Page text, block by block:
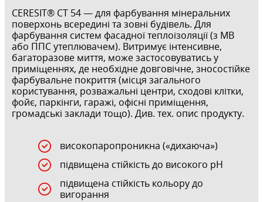
CERESIT® СТ 54 — для фарбування мінеральних
поверхонь всередині та зовні будівель. Для
фарбування систем фасадної теплоізоляції (з МВ
або ППС утеплювачем). Витримує інтенсивне,
багаторазове миття, може застосовуватись у
приміщеннях, де необхідне довговічне, зносостійке
фарбувальне покриття (місця загального
користування, розважальні центри, сходові клітки,
фойє, паркінги, гаражі, офісні приміщення,
громадські заклади тощо). Див. тех. опис продукту.
високопаропроникна («дихаюча»)
підвищена стійкість до високого pH
підвищена стійкість кольору до
вигорання